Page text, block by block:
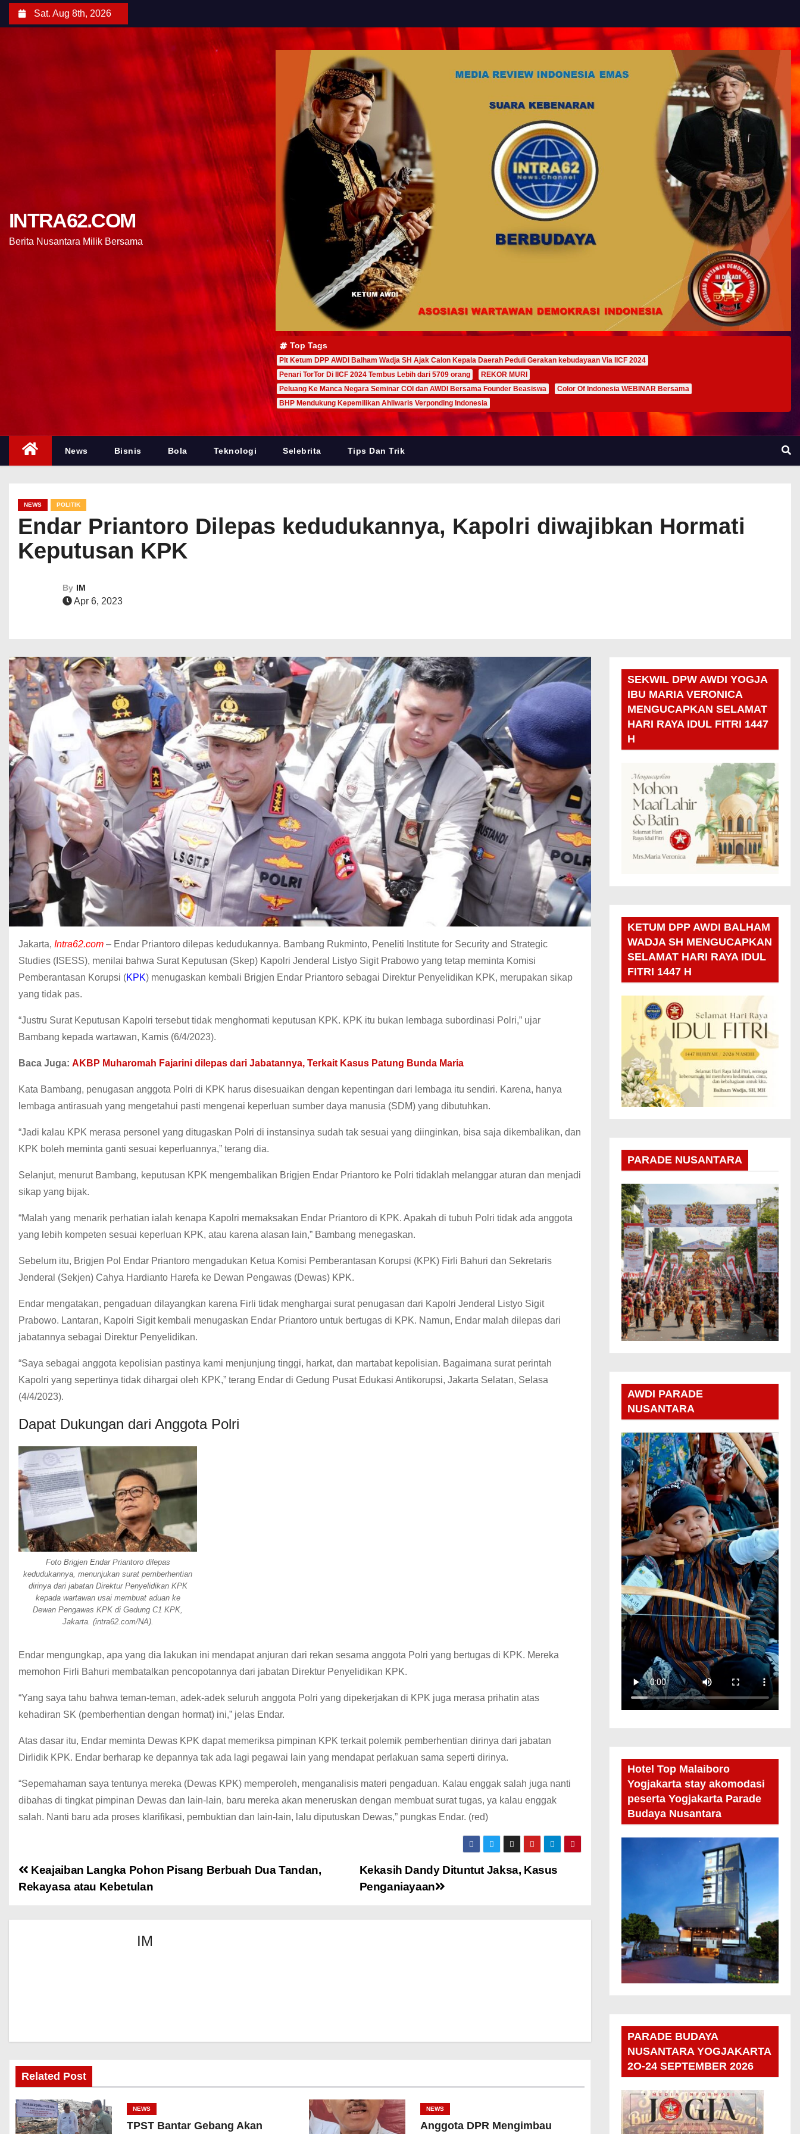
Sat. Aug 8th, 2026
INTRA62.COM
Berita Nusantara Milik Bersama
Top Tags
Plt Ketum DPP AWDI Balham Wadja SH Ajak Calon Kepala Daerah Peduli Gerakan kebudayaan Via IICF 2024
Penari TorTor Di IICF 2024 Tembus Lebih dari 5709 orang
REKOR MURI
Peluang Ke Manca Negara Seminar COI dan AWDI Bersama Founder Beasiswa
Color Of Indonesia WEBINAR Bersama
BHP Mendukung Kepemilikan Ahliwaris Verponding Indonesia
News Bisnis Bola Teknologi Selebrita Tips Dan Trik
NEWS POLITIK
Endar Priantoro Dilepas kedudukannya, Kapolri diwajibkan Hormati
Keputusan KPK
By IM
Apr 6, 2023
Jakarta, Intra62.com – Endar Priantoro dilepas kedudukannya. Bambang Rukminto, Peneliti Institute for Security and Strategic
Studies (ISESS), menilai bahwa Surat Keputusan (Skep) Kapolri Jenderal Listyo Sigit Prabowo yang tetap meminta Komisi
Pemberantasan Korupsi (KPK) menugaskan kembali Brigjen Endar Priantoro sebagai Direktur Penyelidikan KPK, merupakan sikap
yang tidak pas.
“Justru Surat Keputusan Kapolri tersebut tidak menghormati keputusan KPK. KPK itu bukan lembaga subordinasi Polri,” ujar
Bambang kepada wartawan, Kamis (6/4/2023).
Baca Juga: AKBP Muharomah Fajarini dilepas dari Jabatannya, Terkait Kasus Patung Bunda Maria
Kata Bambang, penugasan anggota Polri di KPK harus disesuaikan dengan kepentingan dari lembaga itu sendiri. Karena, hanya
lembaga antirasuah yang mengetahui pasti mengenai keperluan sumber daya manusia (SDM) yang dibutuhkan.
“Jadi kalau KPK merasa personel yang ditugaskan Polri di instansinya sudah tak sesuai yang diinginkan, bisa saja dikembalikan, dan
KPK boleh meminta ganti sesuai keperluannya,” terang dia.
Selanjut, menurut Bambang, keputusan KPK mengembalikan Brigjen Endar Priantoro ke Polri tidaklah melanggar aturan dan menjadi
sikap yang bijak.
“Malah yang menarik perhatian ialah kenapa Kapolri memaksakan Endar Priantoro di KPK. Apakah di tubuh Polri tidak ada anggota
yang lebih kompeten sesuai keperluan KPK, atau karena alasan lain,” Bambang menegaskan.
Sebelum itu, Brigjen Pol Endar Priantoro mengadukan Ketua Komisi Pemberantasan Korupsi (KPK) Firli Bahuri dan Sekretaris
Jenderal (Sekjen) Cahya Hardianto Harefa ke Dewan Pengawas (Dewas) KPK.
Endar mengatakan, pengaduan dilayangkan karena Firli tidak menghargai surat penugasan dari Kapolri Jenderal Listyo Sigit
Prabowo. Lantaran, Kapolri Sigit kembali menugaskan Endar Priantoro untuk bertugas di KPK. Namun, Endar malah dilepas dari
jabatannya sebagai Direktur Penyelidikan.
“Saya sebagai anggota kepolisian pastinya kami menjunjung tinggi, harkat, dan martabat kepolisian. Bagaimana surat perintah
Kapolri yang sepertinya tidak dihargai oleh KPK,” terang Endar di Gedung Pusat Edukasi Antikorupsi, Jakarta Selatan, Selasa
(4/4/2023).
Dapat Dukungan dari Anggota Polri
Foto Brigjen Endar Priantoro dilepas
kedudukannya, menunjukan surat pemberhentian
dirinya dari jabatan Direktur Penyelidikan KPK
kepada wartawan usai membuat aduan ke
Dewan Pengawas KPK di Gedung C1 KPK,
Jakarta. (intra62.com/NA).
Endar mengungkap, apa yang dia lakukan ini mendapat anjuran dari rekan sesama anggota Polri yang bertugas di KPK. Mereka
memohon Firli Bahuri membatalkan pencopotannya dari jabatan Direktur Penyelidikan KPK.
“Yang saya tahu bahwa teman-teman, adek-adek seluruh anggota Polri yang dipekerjakan di KPK juga merasa prihatin atas
kehadiran SK (pemberhentian dengan hormat) ini,” jelas Endar.
Atas dasar itu, Endar meminta Dewas KPK dapat memeriksa pimpinan KPK terkait polemik pemberhentian dirinya dari jabatan
Dirlidik KPK. Endar berharap ke depannya tak ada lagi pegawai lain yang mendapat perlakuan sama seperti dirinya.
“Sepemahaman saya tentunya mereka (Dewas KPK) memperoleh, menganalisis materi pengaduan. Kalau enggak salah juga nanti
dibahas di tingkat pimpinan Dewas dan lain-lain, baru mereka akan meneruskan dengan membuat surat tugas, ya kalau enggak
salah. Nanti baru ada proses klarifikasi, pembuktian dan lain-lain, lalu diputuskan Dewas,” pungkas Endar. (red)
Kekasih Dandy Dituntut Jaksa, Kasus
Penganiayaan
Keajaiban Langka Pohon Pisang Berbuah Dua Tandan,
Rekayasa atau Kebetulan
IM
Related Post
NEWS
TPST Bantar Gebang Akan
NEWS
Anggota DPR Mengimbau
SEKWIL DPW AWDI YOGJA
IBU MARIA VERONICA
MENGUCAPKAN SELAMAT
HARI RAYA IDUL FITRI 1447
H
KETUM DPP AWDI BALHAM
WADJA SH MENGUCAPKAN
SELAMAT HARI RAYA IDUL
FITRI 1447 H
PARADE NUSANTARA
AWDI PARADE
NUSANTARA
Hotel Top Malaiboro
Yogjakarta stay akomodasi
peserta Yogjakarta Parade
Budaya Nusantara
PARADE BUDAYA
NUSANTARA YOGJAKARTA
2O-24 SEPTEMBER 2026